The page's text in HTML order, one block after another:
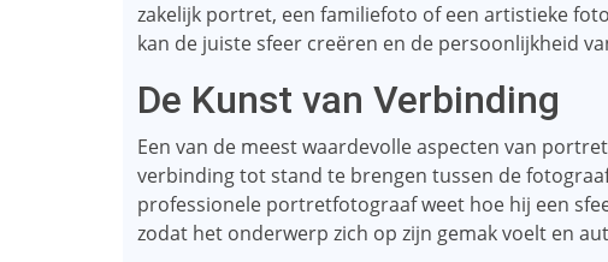
zakelijk portret, een familiefoto of een artistieke
kan de juiste sfeer creëren en de persoonlijkheid
De Kunst van Verbinding
Een van de meest waardevolle aspecten van
verbinding tot stand te brengen tussen de
professionele portretfotograaf weet hoe hij een
zodat het onderwerp zich op zijn gemak voelt en